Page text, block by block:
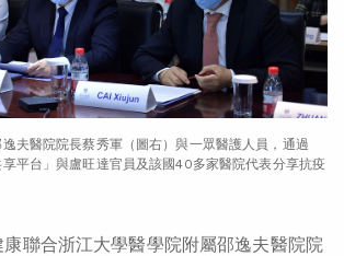
夫醫院院長蔡秀軍（圖右）與一眾醫護人員，通過
享平台」與盧旺達官員及該國40多家醫院代表分享抗疫
聯合浙江大學醫學院附屬邵逸夫醫院院